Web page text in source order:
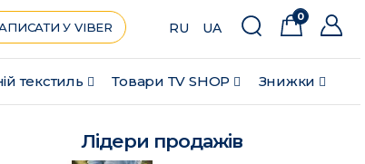
текстиль Товари ТV SHOP Знижки
У VIBER RU UA
0
Лідери продажів